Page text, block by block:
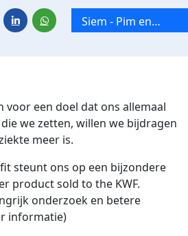
Siem - Pim en
Oma
voor een doel dat ons allemaal
we zetten, willen we bijdragen
meer is.
steunt ons op een bijzondere
product sold to the KWF.
onderzoek en betere
informatie)